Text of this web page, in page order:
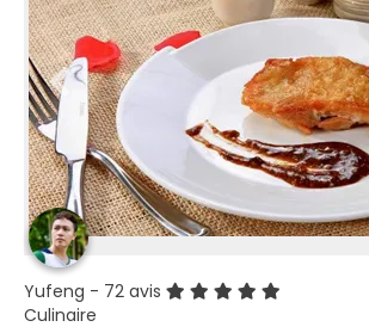
Yufeng - 72 avis
Culinaire